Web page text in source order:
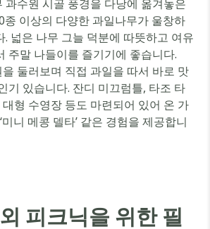
과수원 시골 풍경을 다낭에 옮겨놓은
종 이상의 다양한 과일나무가 울창하
. 넓은 나무 그늘 덕분에 따뜻하고 여유
주말 나들이를 즐기기에 좋습니다.
둘러보며 직접 과일을 따서 바로 맛
기 있습니다. 잔디 미끄럼틀, 타조 타
형 수영장 등도 마련되어 있어 온 가
니 메콩 델타’ 같은 경험을 제공합니
피크닉을 위한 필